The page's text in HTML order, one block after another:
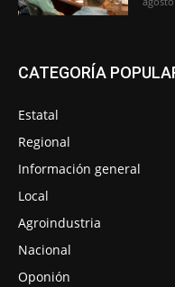
CATEGORÍA
Estatal
Regional
Información general
Local
Agroindustria
Nacional
Oponión